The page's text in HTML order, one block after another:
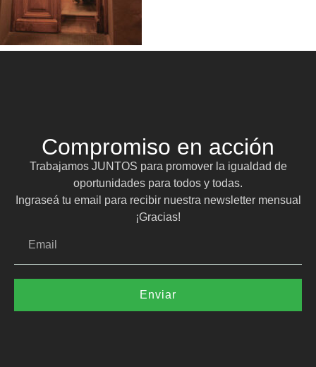
Compromiso en acción
Trabajamos JUNTOS para promover la igualdad de
oportunidades para todos y todas.
Ingraseá tu email para recibir nuestra newsletter mensual
¡Gracias!
Enviar